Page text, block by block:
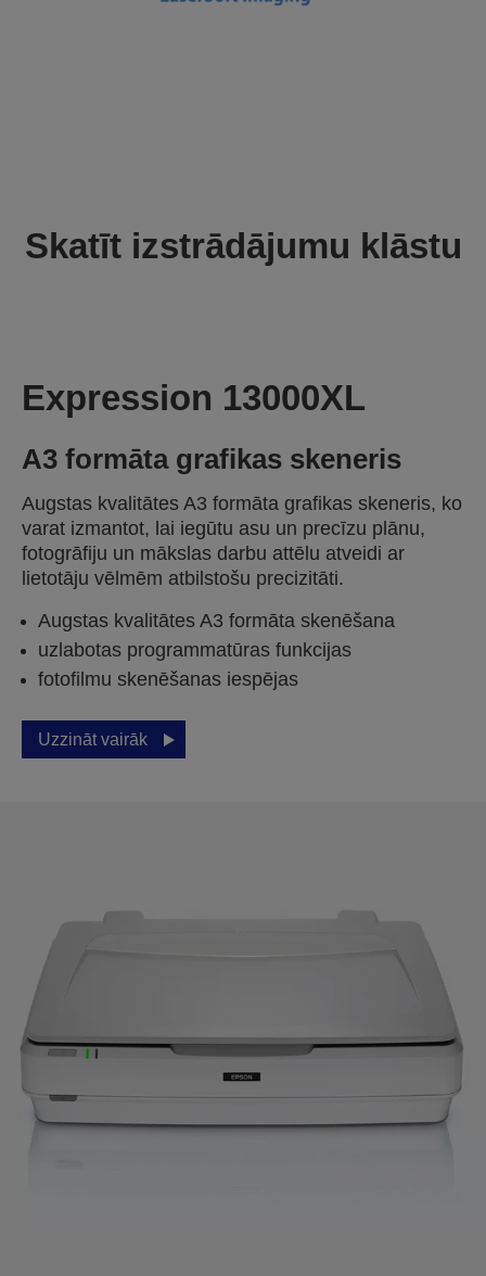
Skatīt izstrādājumu klāstu
Expression 13000XL
A3 formāta grafikas skeneris
Augstas kvalitātes A3 formāta grafikas skeneris, ko
varat izmantot, lai iegūtu asu un precīzu plānu,
fotogrāfiju un mākslas darbu attēlu atveidi ar
lietotāju vēlmēm atbilstošu precizitāti.
Augstas kvalitātes A3 formāta skenēšana
uzlabotas programmatūras funkcijas
fotofilmu skenēšanas iespējas
Uzzināt vairāk